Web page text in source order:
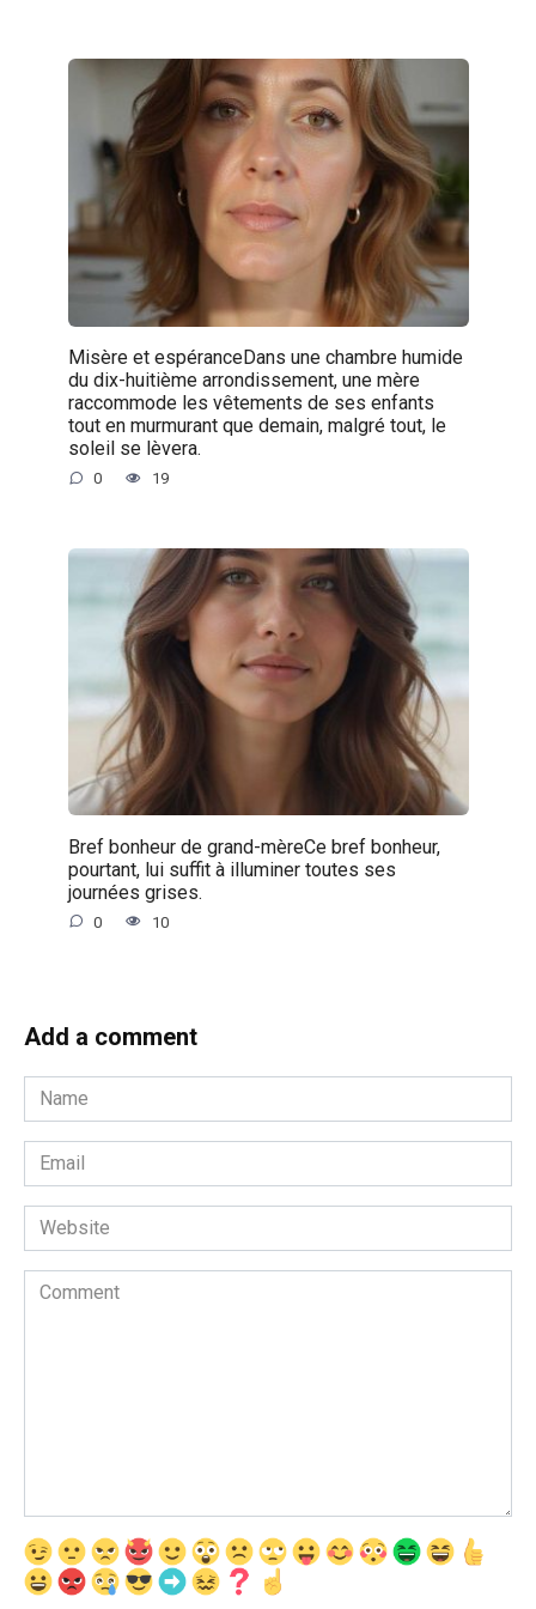
Misère et espéranceDans une chambre humide
du dix-huitième arrondissement, une mère
raccommode les vêtements de ses enfants
tout en murmurant que demain, malgré tout, le
soleil se lèvera.
0 19
Bref bonheur de grand-mèreCe bref bonheur,
pourtant, lui suffit à illuminer toutes ses
journées grises.
0 10
Add a comment
Name
*
Email
*
Website
Comment